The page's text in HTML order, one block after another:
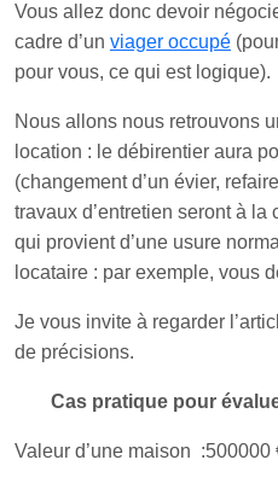
Vous allez donc devoir
cadre d’un viager occupé
pour vous, ce qui est logique).
Nous allons nous retrouvons
location : le débirentier aura
(changement d’un évier,
travaux d’entretien seront à
qui provient d’une usure
locataire : par exemple, vous
Je vous invite à regarder
de précisions.
Cas pratique pour
Valeur d’une maison :500000